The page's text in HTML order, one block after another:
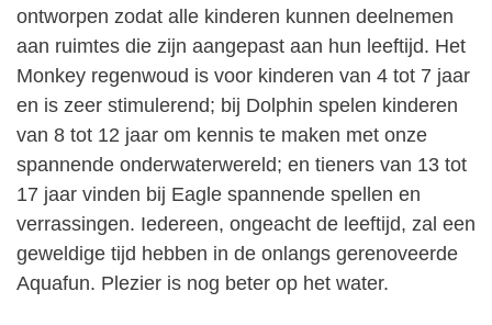
ontworpen zodat alle kinderen kunnen deelnemen
aan ruimtes die zijn aangepast aan hun leeftijd. Het
Monkey regenwoud is voor kinderen van 4 tot 7 jaar
en is zeer stimulerend; bij Dolphin spelen kinderen
van 8 tot 12 jaar om kennis te maken met onze
spannende onderwaterwereld; en tieners van 13 tot
17 jaar vinden bij Eagle spannende spellen en
verrassingen. Iedereen, ongeacht de leeftijd, zal een
geweldige tijd hebben in de onlangs gerenoveerde
Aquafun. Plezier is nog beter op het water.